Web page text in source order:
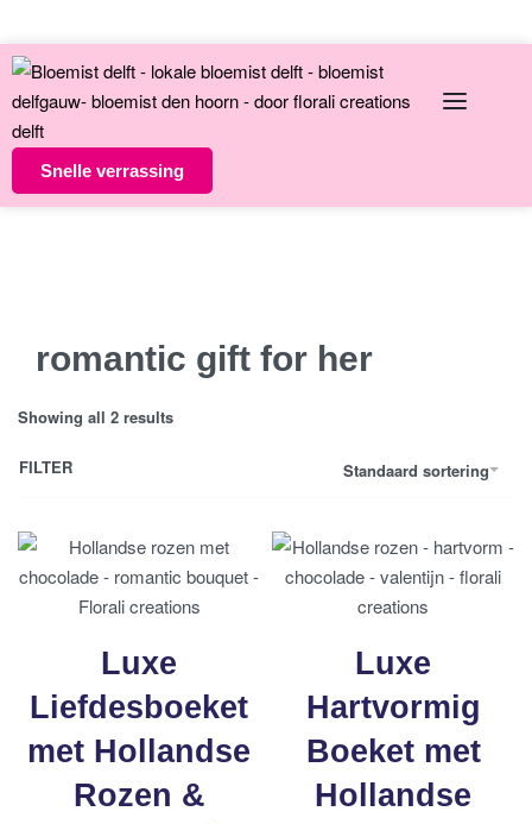
Snelle verrassing
romantic gift for her
Showing all 2 results
Standaard sortering
FILTER
Luxe
Liefdesboeket
met Hollandse
Rozen &
Luxe
Hartvormig
Boeket met
Hollandse